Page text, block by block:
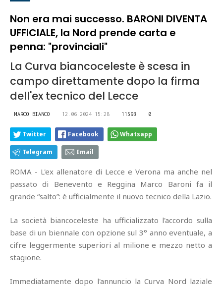
Non era mai successo. BARONI DIVENTA
UFFICIALE, la Nord prende carta e
penna: "provinciali"
La Curva biancoceleste è scesa in
campo direttamente dopo la firma
dell'ex tecnico del Lecce
MARCO BIANCO 12.06.2024 15:28 11593 0
Twitter Facebook Whatsapp
Telegram Email
ROMA - L'ex allenatore di Lecce e Verona ma anche nel
passato di Benevento e Reggina Marco Baroni fa il
grande “salto”: è ufficialmente il nuovo tecnico della Lazio.
La società biancoceleste ha ufficializzato l'accordo sulla
base di un biennale con opzione sul 3° anno eventuale, a
cifre leggermente superiori al milione e mezzo netto a
stagione.
Immediatamente dopo l'annuncio la Curva Nord laziale